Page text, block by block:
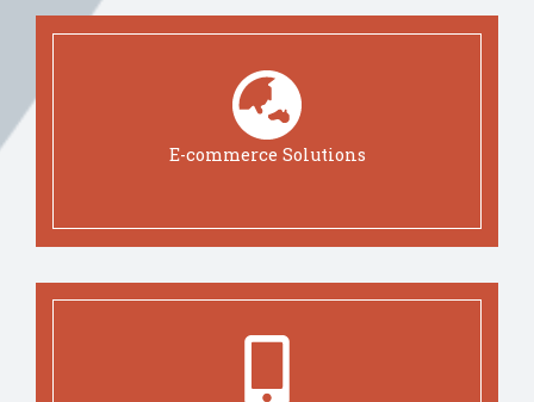
E-commerce Solutions